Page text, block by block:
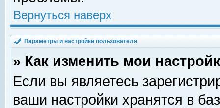
Вернуться наверх
Параметры и настройки пользователя
» Как изменить мои
Если вы являетесь
ваши настройки хранятся в